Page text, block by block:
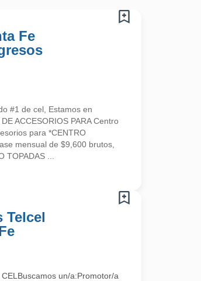
Fe
#1 de cel, Estamos en
ACCESORIOS PARA Centro
para *CENTRO
mensual de $9,600 brutos,
TOPADAS ...
Telcel
un/a:Promotor/a